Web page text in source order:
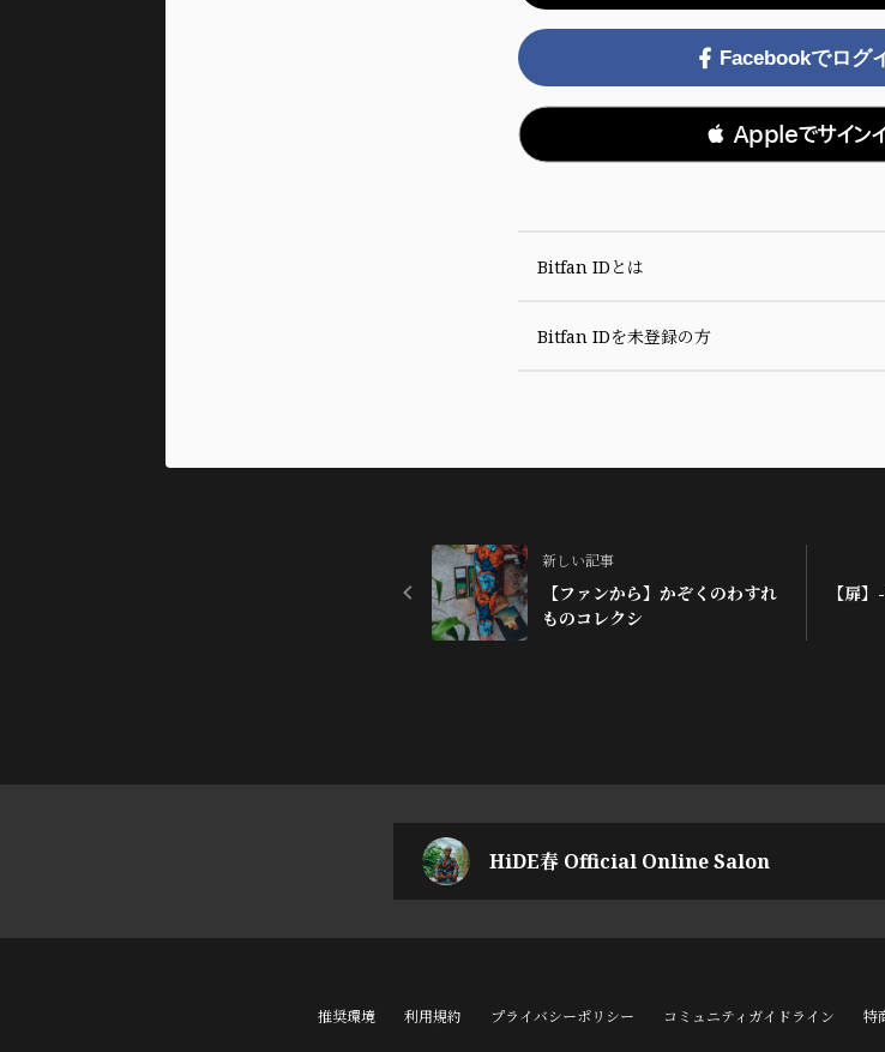
Facebookでログ
 Appleでサイン
Bitfan IDとは
Bitfan IDを未登録の方
新しい記事
【ファンから】かぞくのわすれ
ものコレクシ
【扉
HiDE春 Official Online Salon
推奨環境 利用規約 プライバシーポリシー コミュニティガイドライン 特